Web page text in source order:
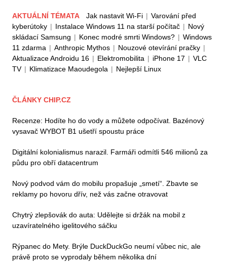
AKTUÁLNÍ TÉMATA Jak nastavit Wi-Fi | Varování před
kyberútoky | Instalace Windows 11 na starší počítač | Nový
skládací Samsung | Konec modré smrti Windows? | Windows
11 zdarma | Anthropic Mythos | Nouzové otevírání pračky |
Aktualizace Androidu 16 | Elektromobilita | iPhone 17 | VLC
TV | Klimatizace Maoudegola | Nejlepší Linux
ČLÁNKY CHIP.CZ
Recenze: Hodíte ho do vody a můžete odpočívat. Bazénový
vysavač WYBOT B1 ušetří spoustu práce
Digitální kolonialismus narazil. Farmáři odmítli 546 milionů za
půdu pro obří datacentrum
Nový podvod vám do mobilu propašuje „smetí“. Zbavte se
reklamy po hovoru dřív, než vás začne otravovat
Chytrý zlepšovák do auta: Udělejte si držák na mobil z
uzavíratelného igelitového sáčku
Rýpanec do Mety. Brýle DuckDuckGo neumí vůbec nic, ale
právě proto se vyprodaly během několika dní